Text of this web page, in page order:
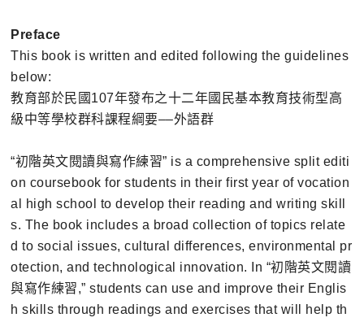
Preface
This book is written and edited following the guidelines
below:
教育部於民國107年發布之十二年國民基本教育技術型高
級中等學校群科課程綱要––外語群
“初階英文閱讀與寫作練習” is a comprehensive split editi
on coursebook for students in their first year of vocation
al high school to develop their reading and writing skill
s. The book includes a broad collection of topics relate
d to social issues, cultural differences, environmental pr
otection, and technological innovation. In “初階英文閱讀
與寫作練習,” students can use and improve their Englis
h skills through readings and exercises that will help th